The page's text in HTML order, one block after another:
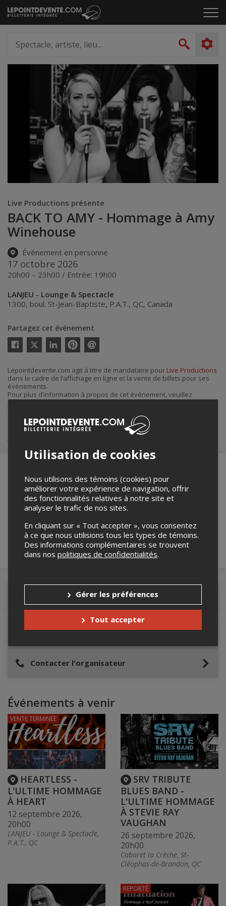
Passer
au
le
artiste,
lieu...
Live Productions présente
BACK TO AMY - Hommage à Amy
Winehouse
Événement en personne
17 octobre 2026
20h00 – 23h00 / Entrée: 19h00
LANJEU - Lounge & Spectacle
1300, boul. St-Jean-Baptiste, P.A.T., QC, Canada
Partagez cet événement
Twitter
courriel
Lepointdevente.com agit à titre de mandataire pour Live Productions
dans le cadre de l’affichage en ligne et la vente de billets pour ses
événements.
Pour plus d’information à propos de cet événement, veuillez
contacter l’organisateur de l’événement,Live Productions, à
Achat de billets
Merci de confirmer que vous n'êtes pas un
robot ci-bas.
Détails de l'événement
Lieu de l'événement
Contacter l'organisateur
Événements à venir
HEARTLESS -
L'ULTIME HOMMAGE
À HEART
12 septembre 2026,
20h00
LANJEU - Lounge & Spectacle,
P.A.T., QC
VENTE TERMINÉE
SRV TRIBUTE
BLUES BAND -
L'ULTIME HOMMAGE
À STEVIE RAY
VAUGHAN
26 septembre 2026,
20h00
Cabaret la Crèche, St-
Cléophas-de-Brandon, QC
REPORTÉ
Utilisation de cookies
Nous utilisons des témoins (cookies) pour
améliorer votre expérience de navigation, offrir
des fonctionnalités relatives à notre site et
analyser le trafic de nos sites.
En cliquant sur « Tout accepter », vous consentez
à ce que nous utilisions tous les types de témoins.
Des informations complémentaires se trouvent
dans nos politiques de confidentialités.
Gérer les préférences
Tout accepter